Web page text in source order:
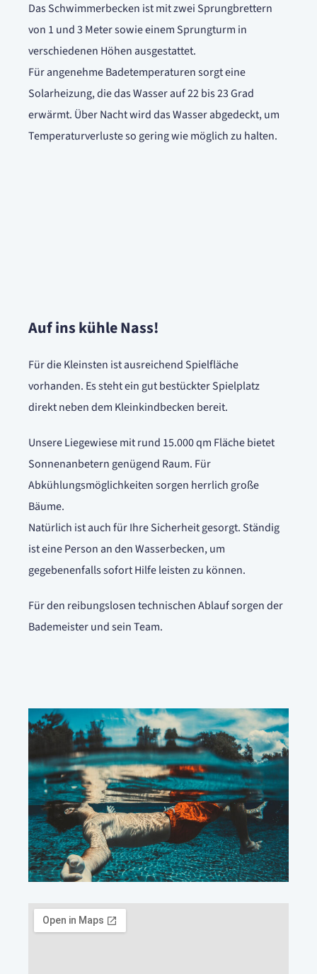
Das Schwimmerbecken ist mit zwei Sprungbrettern
von 1 und 3 Meter sowie einem Sprungturm in
verschiedenen Höhen ausgestattet.
Für angenehme Badetemperaturen sorgt eine
Solarheizung, die das Wasser auf 22 bis 23 Grad
erwärmt. Über Nacht wird das Wasser abgedeckt, um
Temperaturverluste so gering wie möglich zu halten.
Auf ins kühle Nass!
Für die Kleinsten ist ausreichend Spielfläche
vorhanden. Es steht ein gut bestückter Spielplatz
direkt neben dem Kleinkindbecken bereit.
Unsere Liegewiese mit rund 15.000 qm Fläche bietet
Sonnenanbetern genügend Raum. Für
Abkühlungsmöglichkeiten sorgen herrlich große
Bäume.
Natürlich ist auch für Ihre Sicherheit gesorgt. Ständig
ist eine Person an den Wasserbecken, um
gegebenenfalls sofort Hilfe leisten zu können.
Für den reibungslosen technischen Ablauf sorgen der
Bademeister und sein Team.